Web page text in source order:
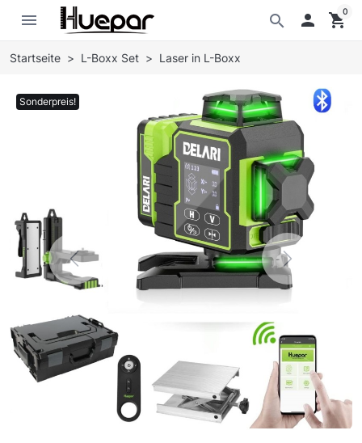
menu search  shopping_cart
0
Startseite L-Boxx Set Laser in L-Boxx
Sonderpreis!
Previous Next